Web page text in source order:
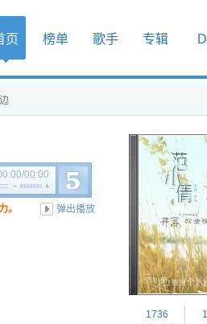
页 榜单 歌手 专辑
/00:00
。 弹出播放
1736